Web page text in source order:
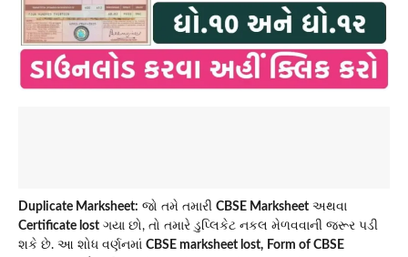
Duplicate Marksheet: જો તમે તમારી CBSE Marksheet અથવા
Certificate lost ગયા છો, તો તમારે ડુપ્લિકેટ નકલ મેળવવાની જરૂર પડી
શકે છે. આ શોધ વર્ણનમાં CBSE marksheet lost, Form of CBSE